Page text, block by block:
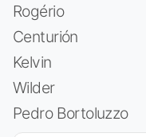
Rogério
Centurión
Kelvin
Wilder
Pedro Bortoluzzo